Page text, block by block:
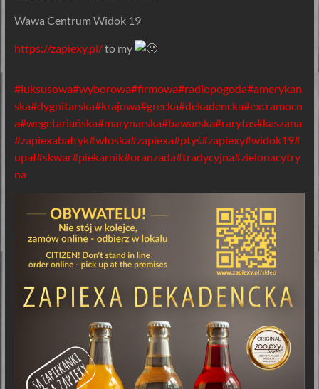
Wawa Centrum Widok 19
https://zapiexy.pl/to my
#luksusowa#wyborowa#firmowa#radiopogoda#amerykan
ska#dygnitarska#krajowa#grecka#dekadencka#extramocn
a#wegetariańska#marynarska#bawarska#rarytas#kaszana
#zapiexabałtyk#włoska#zapiexa#ptyś#zapiexy#widok19#
upał#skwar#piekarnik#oranzada#tradycyjna#zielonacytry
na